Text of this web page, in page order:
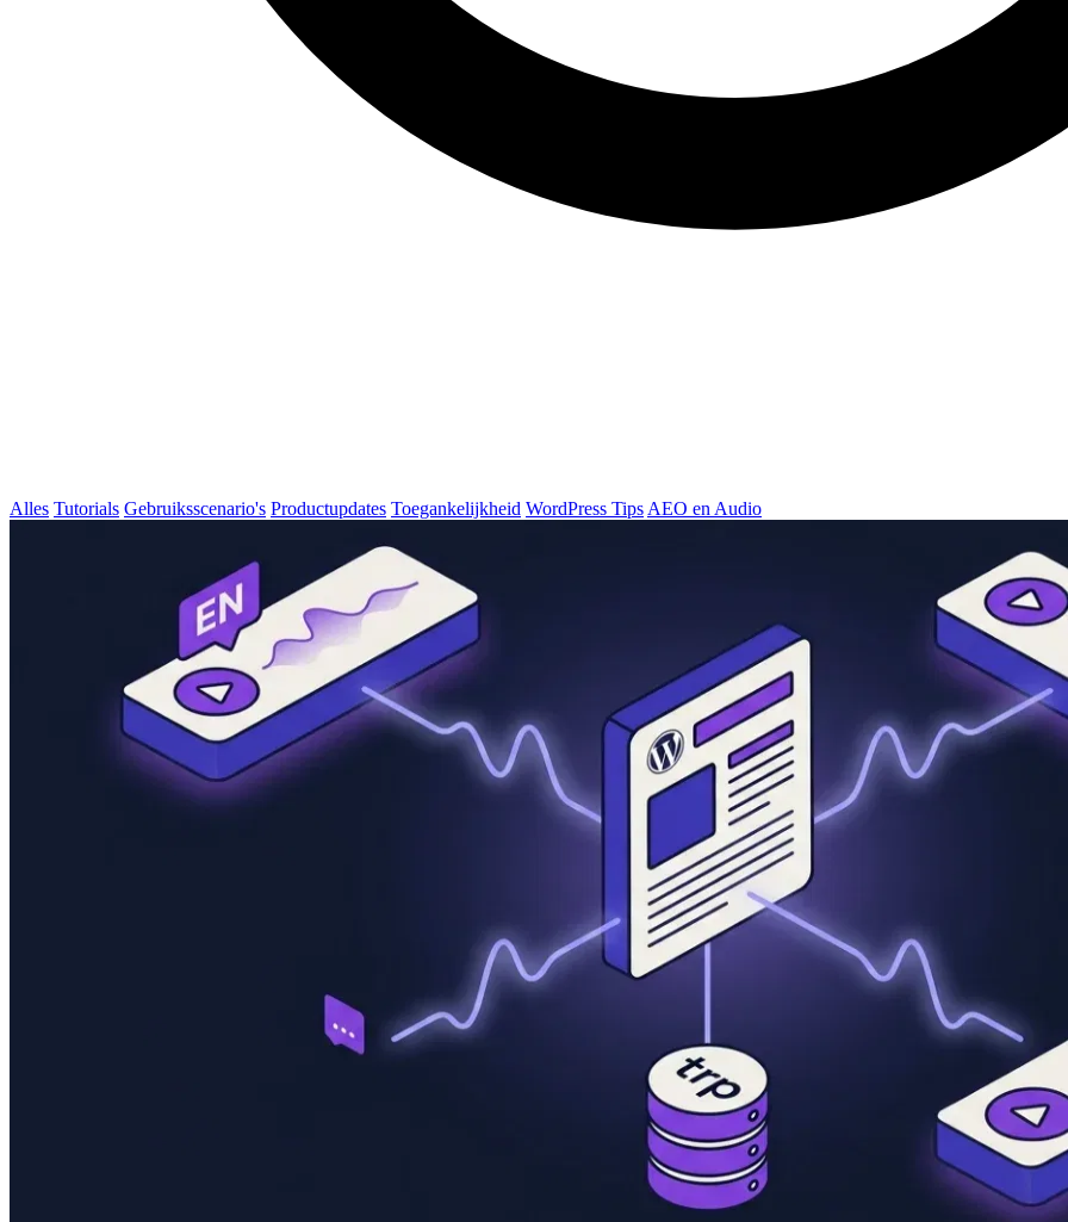
Alles Tutorials Gebruiksscenario's Productupdates Toegankelijkheid WordPress Tips AEO en Audio